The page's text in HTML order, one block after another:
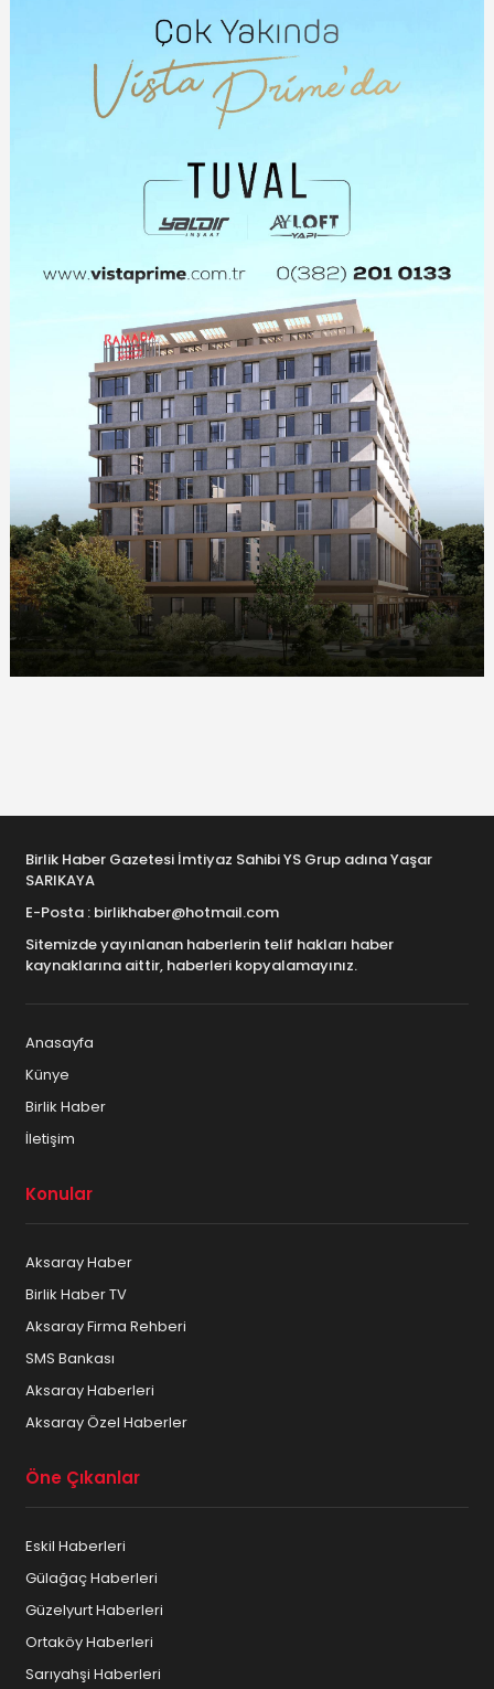
Birlik Haber Gazetesi İmtiyaz Sahibi YS Grup adına Yaşar
SARIKAYA
E-Posta : birlikhaber@hotmail.com
Sitemizde yayınlanan haberlerin telif hakları haber
kaynaklarına aittir, haberleri kopyalamayınız.
Anasayfa
Künye
Birlik Haber
İletişim
Konular
Aksaray Haber
Birlik Haber TV
Aksaray Firma Rehberi
SMS Bankası
Aksaray Haberleri
Aksaray Özel Haberler
Öne Çıkanlar
Eskil Haberleri
Gülağaç Haberleri
Güzelyurt Haberleri
Ortaköy Haberleri
Sarıyahşi Haberleri